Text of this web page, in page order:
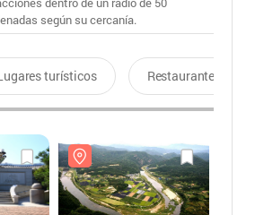
según su cercanía.
turísticos Restaurantes